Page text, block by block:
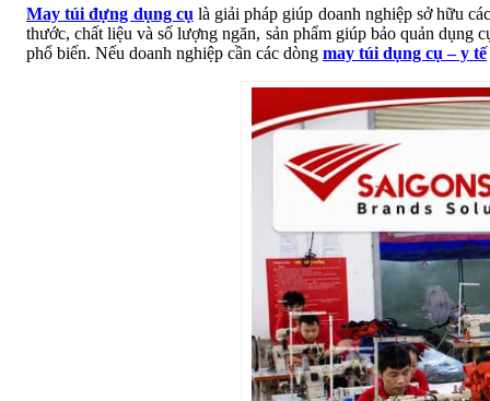
May túi đựng dụng cụ là giải pháp giúp doanh nghiệp sở hữu
thước, chất liệu và số lượng ngăn, sản phẩm giúp bảo quản dụng
phổ biến. Nếu doanh nghiệp cần các dòng may túi dụng cụ – y tế